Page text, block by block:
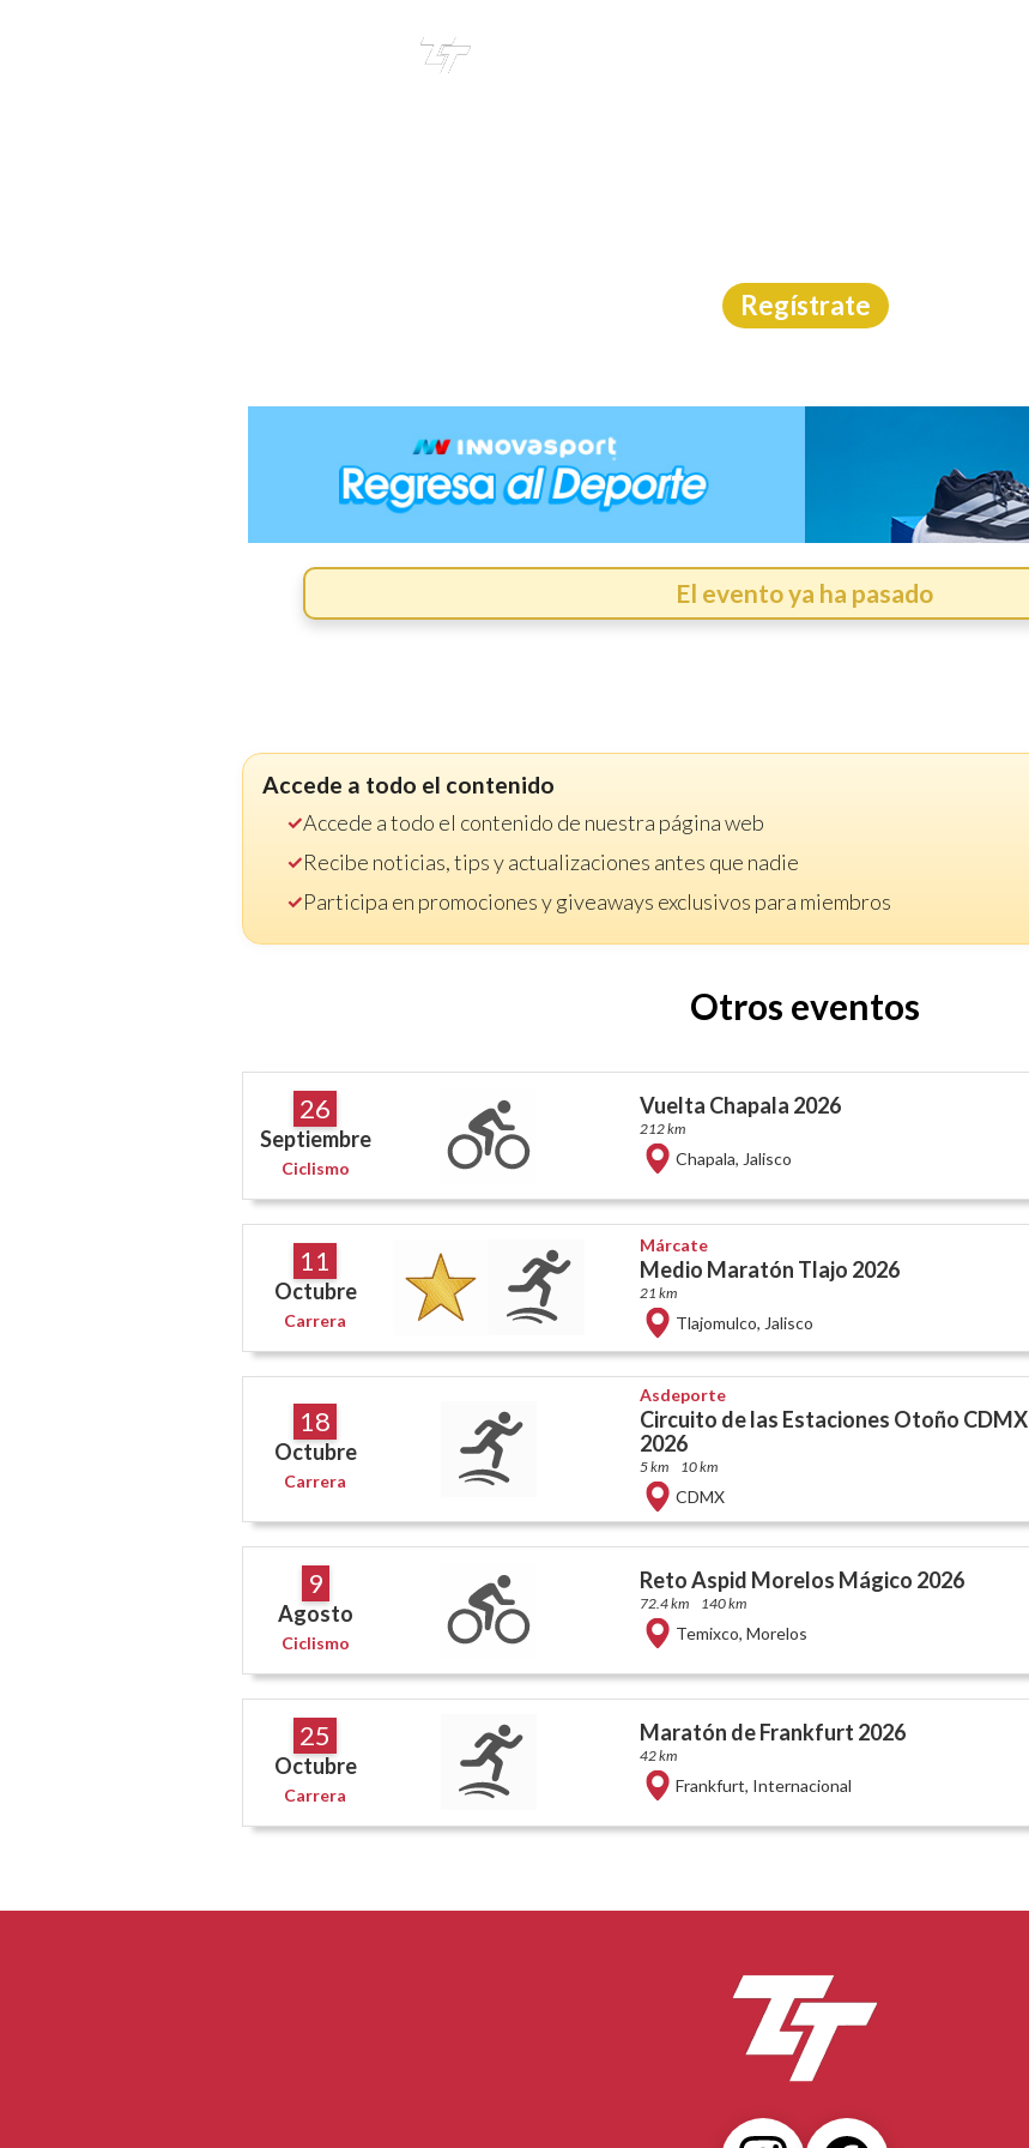
Regístrate
El evento ya ha pasado
Accede a todo el contenido
Accede a todo el contenido de nuestra página web
Recibe noticias, tips y actualizaciones antes que nadie
Participa en promociones y giveaways exclusivos para miembros
Otros eventos
26
Septiembre
Ciclismo
Vuelta Chapala 2026
212 km
Chapala, Jalisco
11
Octubre
Carrera
Márcate
Medio Maratón Tlajo 2026
21 km
Tlajomulco, Jalisco
18
Octubre
Carrera
Asdeporte
Circuito de las Estaciones Otoño CDMX
2026
5 km 10 km
CDMX
9
Agosto
Ciclismo
Reto Aspid Morelos Mágico 2026
72.4 km 140 km
Temixco, Morelos
25
Octubre
Carrera
Maratón de Frankfurt 2026
42 km
Frankfurt, Internacional